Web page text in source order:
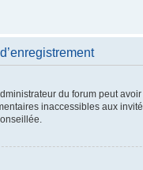
du forum peut
inaccessibles aux